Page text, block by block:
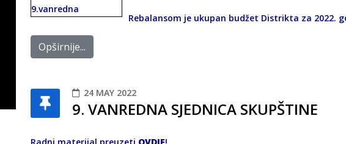
Rebalansom je ukupan budžet Distrikta za 2022.
Opširnije...
24 MAY 2022
9. VANREDNA SJEDNICA SKUPŠTINE